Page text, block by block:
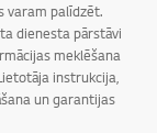
varam palīdzēt.
dienesta pārstāvi
meklēšana
instrukcija,
un garantijas